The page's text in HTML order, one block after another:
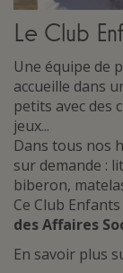
Le Club
Une équipe de
accueille dans
petits avec des
jeux...
Dans tous nos
sur demande :
biberon,
Ce Club Enfants
des Affaires
En savoir plus